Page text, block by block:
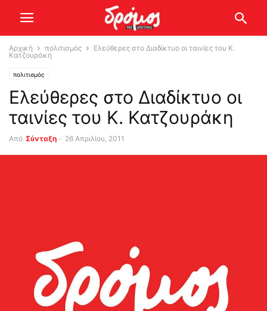
Αρχική πολιτισμός
Ελεύθερες στο Διαδίκτυο οι ταινίες του Κ.
Κατζουράκη
πολιτισμός
Ελεύθερες στο Διαδίκτυο οι
ταινίες του Κ. Κατζουράκη
Από Σύνταξη - 26 Απριλίου, 2011